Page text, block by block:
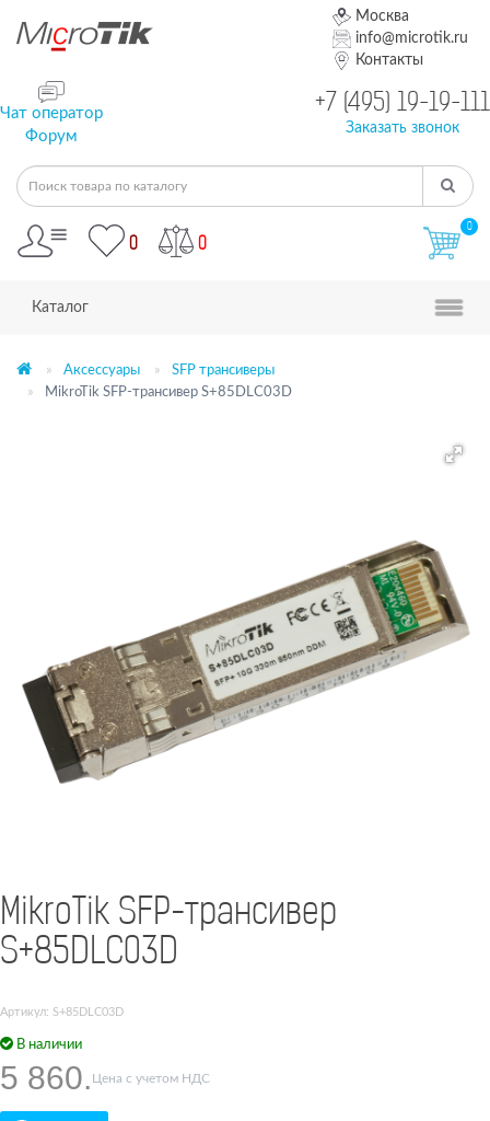
Москва
info@microtik.ru
Контакты
Чат оператор
Форум
+7 (495) 19-19-111
Заказать звонок
0 0
0
Каталог
Аксессуары
SFP трансиверы
MikroTik SFP-трансивер S+85DLC03D
MikroTik SFP-трансивер
S+85DLC03D
Артикул: S+85DLC03D
В наличии
5 860. Цена с учетом НДС